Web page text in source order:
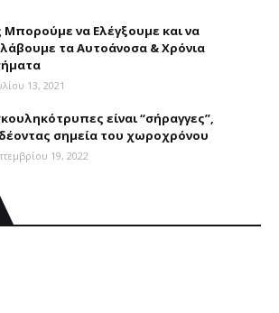
να Ελέγξουμε και να
τα Αυτοάνοσα & Χρόνια
13, 2021
είναι “σήραγγες”,
σημεία του χωροχρόνου
19, 2022